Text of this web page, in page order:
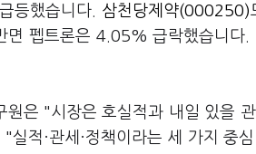
등했습니다. 삼천당제약(000250)
펩트론은 4.05% 급락했습니다.
원은 "시장은 호실적과 내일 있을
실적·관세·정책이라는 세 가지 중